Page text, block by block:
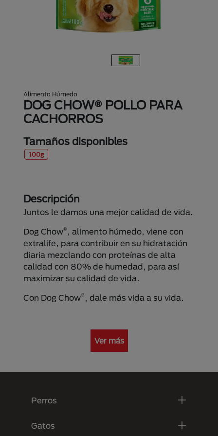
Alimento Húmedo
DOG CHOW® POLLO PARA
CACHORROS
Tamaños disponibles
100g
Descripción
Juntos le damos una mejor calidad de vida.
Dog Chow® , alimento húmedo, viene con
extralife, para contribuir en su hidratación
diaria mezclando con proteínas de alta
calidad con 80% de humedad, para así
maximizar su calidad de vida.
Con Dog Chow® , dale más vida a su vida.
Ver más
Perros
Gatos